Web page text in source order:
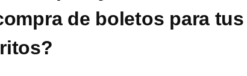
de boletos para tus